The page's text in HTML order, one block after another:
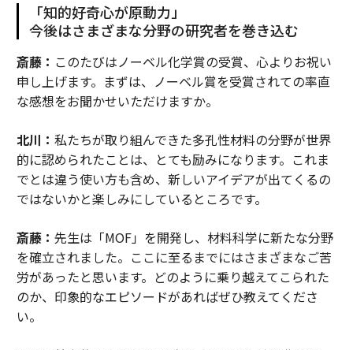
「知的好奇心が原動力」
今後はさまざまな分野の研究者を巻き込む
斎藤： このたびはノーベル化学賞の受賞、心よりお祝い
申し上げます。まずは、ノーベル賞を受賞されての率直
な感想をお聞かせいただけますか。
北川： 私たちが取り組んできた多孔性材料の分野が世界
的に認められたことは、とても励みになります。これま
でとは違う使い方も含め、新しいアイデアが出てくるの
ではないかと楽しみにしているところです。
斎藤： 先生は「MOF」を開発し、材料科学に新たな分野
を確立されました。ここに至るまでにはさまざまなご苦
労があったと思います。どのように乗り越えてこられた
のか、印象的なエピソードがあればぜひ教えてくださ
い。